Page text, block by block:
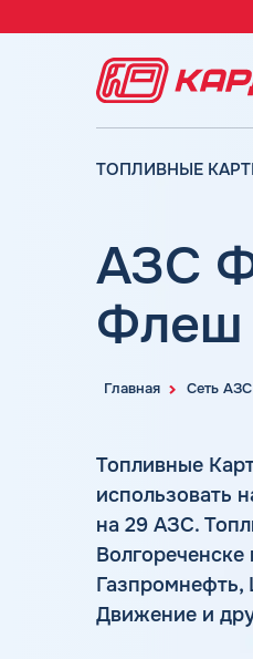
ТОПЛИВНЫЕ
Преимущества
Индивидуальный
подход
Автомойки
Шиномонтаж
Вопросы и Ответы
Главная Сеть АЗС
АЗС
Флеш
Топливные
использовать
на 29 АЗС.
Движение и